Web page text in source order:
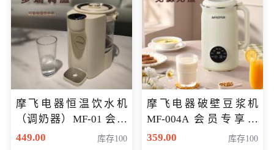
摩飞电器恒温饮水机
（调奶器）MF-01 会员
专享价366元
449.00 库存100
摩飞电器破壁豆浆机
MF-004A 会员专享价
168元
359.00 库存100